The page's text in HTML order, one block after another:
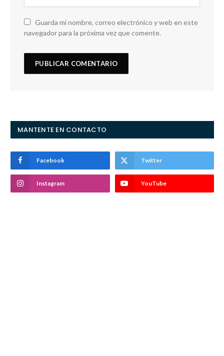
Guarda mi nombre, correo electrónico y web en este
navegador para la próxima vez que comente.
MANTENTE EN CONTACTO
Facebook Twitter
Instagram YouTube